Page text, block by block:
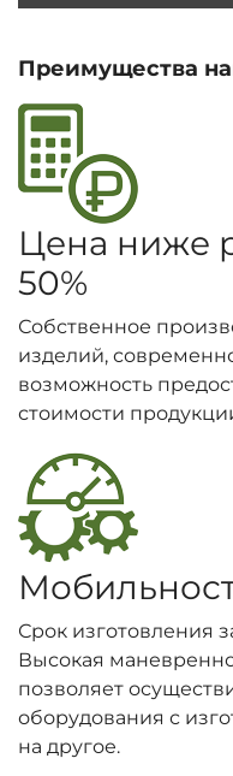
Преимущества
Цена ниже
50%
Собственное
изделий,
возможность
стоимости
Срок изготовления
Высокая
позволяет
оборудования с
на другое.